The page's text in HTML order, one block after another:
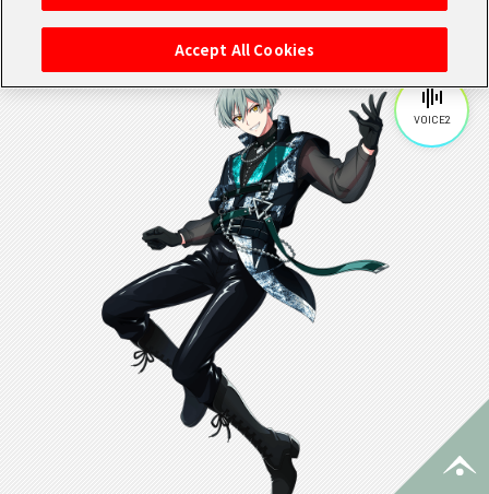
VOICE1
VOICE2
Accept All Cookies